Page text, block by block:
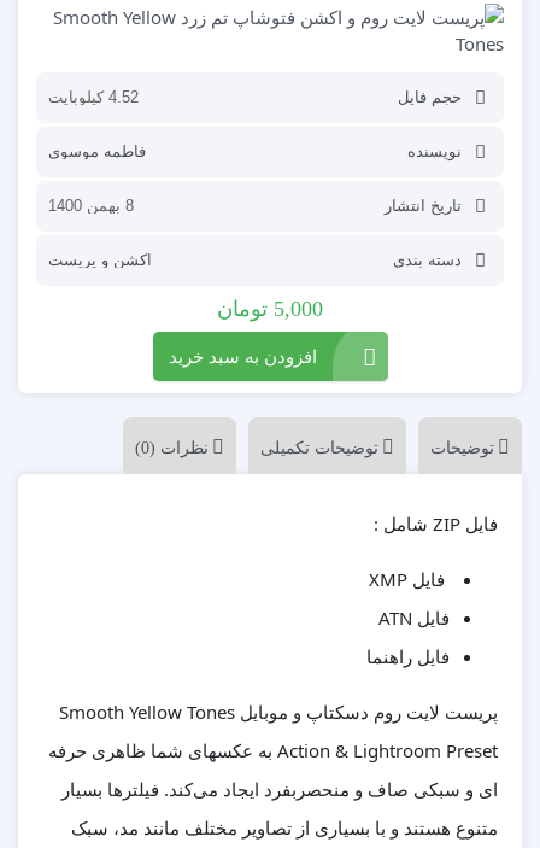
حجم فایل 4.52 کیلوبایت
نویسنده فاطمه موسوی
تاریخ انتشار 8 بهمن 1400
دسته بندی اکشن و پریست
5,000 تومان
افزودن به سبد خرید
توضیحات توضیحات تکمیلی نظرات (0)
فایل ZIP شامل :
فایل XMP
فایل ATN
فایل راهنما
پریست لایت روم دسکتاپ و موبایل Smooth Yellow Tones
Action & Lightroom Preset به عکسهای شما ظاهری حرفه
ای و سبکی صاف و منحصربفرد ایجاد می‌کند. فیلترها بسیار
متنوع هستند و با بسیاری از تصاویر مختلف مانند مد، سبک